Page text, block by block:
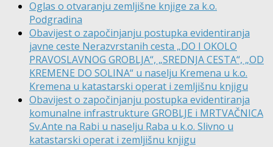
Oglas o otvaranju zemljišne knjige za k.o.
Podgradina
Obavijest o započinjanju postupka evidentiranja
javne ceste Nerazvrstanih cesta „DO I OKOLO
PRAVOSLAVNOG GROBLJA“, „SREDNJA CESTA“, „OD
KREMENE DO SOLINA“ u naselju Kremena u k.o.
Kremena u katastarski operat i zemljišnu knjigu
Obavijest o započinjanju postupka evidentiranja
komunalne infrastrukture GROBLJE i MRTVAČNICA
Sv.Ante na Rabi u naselju Raba u k.o. Slivno u
katastarski operat i zemljišnu knjigu